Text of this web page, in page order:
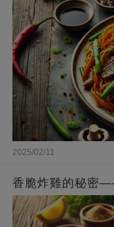
2025/02/11
香脆炸雞的秘密